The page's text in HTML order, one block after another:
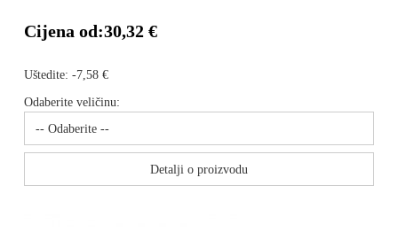
Cijena od:30,32 €
Uštedite: -7,58 €
Odaberite veličinu:
Detalji o proizvodu